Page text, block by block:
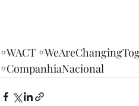
#WACT
#CompanhiaNacional